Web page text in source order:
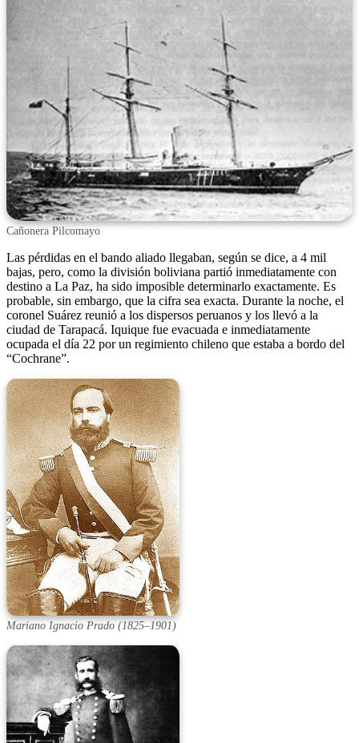
Cañonera Pilcomayo
Las pérdidas en el bando aliado llegaban, según se dice, a 4 mil
bajas, pero, como la división boliviana partió inmediatamente con
destino a La Paz, ha sido imposible determinarlo exactamente. Es
probable, sin embargo, que la cifra sea exacta. Durante la noche, el
coronel Suárez reunió a los dispersos peruanos y los llevó a la
ciudad de Tarapacá. Iquique fue evacuada e inmediatamente
ocupada el día 22 por un regimiento chileno que estaba a bordo del
“Cochrane”.
Mariano Ignacio Prado (1825–1901)